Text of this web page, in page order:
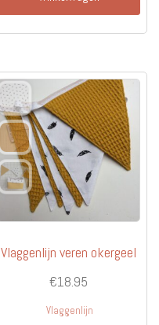
Vlaggenlijn veren okergeel
€18.95
Vlaggenlijn